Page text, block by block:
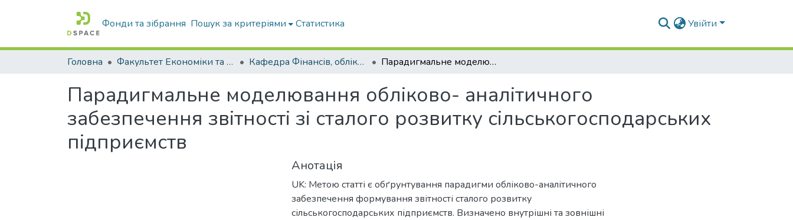
Фонди та зібрання Пошук за критеріями Статистика Увійти
Головна Факультет Економіки та бізнесу Кафедра Фінансів, обліку і оподаткування Парадигмальне моделювання обліково- аналітичного забезпечення звітності зі сталого розвитку сільськогосподарських підприємств
Парадигмальне моделювання обліково- аналітичного
забезпечення звітності зі сталого розвитку сільськогосподарських
підприємств
Анотація
UK: Метою статті є обґрунтування парадигми обліково-аналітичного
забезпечення формування звітності сталого розвитку
сільськогосподарських підприємств. Визначено внутрішні та зовнішні